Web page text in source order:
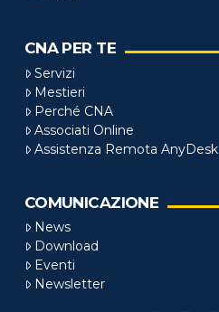
CNA PER TE
Servizi
Mestieri
Perché CNA
Associati Online
Assistenza Remota AnyDesk
COMUNICAZIONE
News
Download
Eventi
Newsletter